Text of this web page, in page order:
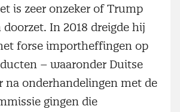
is zeer onzeker of Trump
doorzet. In 2018 dreigde hij
forse importheffingen op
– waaronder Duitse
na onderhandelingen met de
gingen die